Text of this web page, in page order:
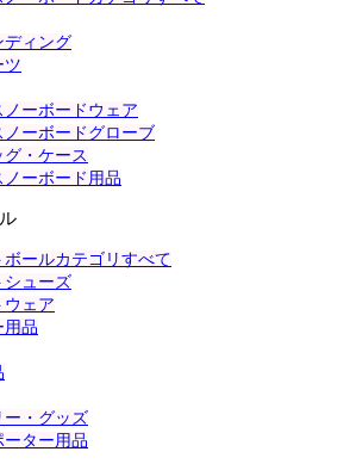
ディング
ツ
ノーボードウェア
ノーボードグローブ
・ケース
ノーボード用品
ールカテゴリすべて
シューズ
ウェア
用品
ー・グッズ
ター用品